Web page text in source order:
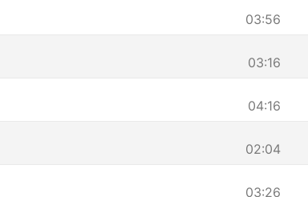
03:56
03:16
04:16
02:04
03:26